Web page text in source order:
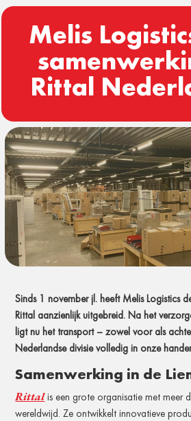
Melis
Rittal
Sinds 1 november jl. heeft Melis Logistics
Rittal aanzienlijk uitgebreid. Na het
ligt nu het transport – zowel voor als
Nederlandse divisie volledig in onze
Samenwerking in de
Rittalis een grote organisatie met meer
wereldwijd. Ze ontwikkelt innovatieve